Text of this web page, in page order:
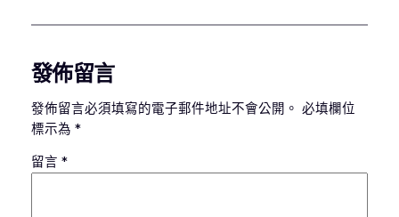
發佈留言
發佈留言必須填寫的電子郵件地址不會公開。 必填欄位
標示為 *
留言 *